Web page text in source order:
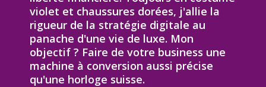
violet et chaussures dorées, j'allie la
rigueur de la stratégie digitale au
panache d'une vie de luxe. Mon
objectif ? Faire de votre business une
machine à conversion aussi précise
qu'une horloge suisse.